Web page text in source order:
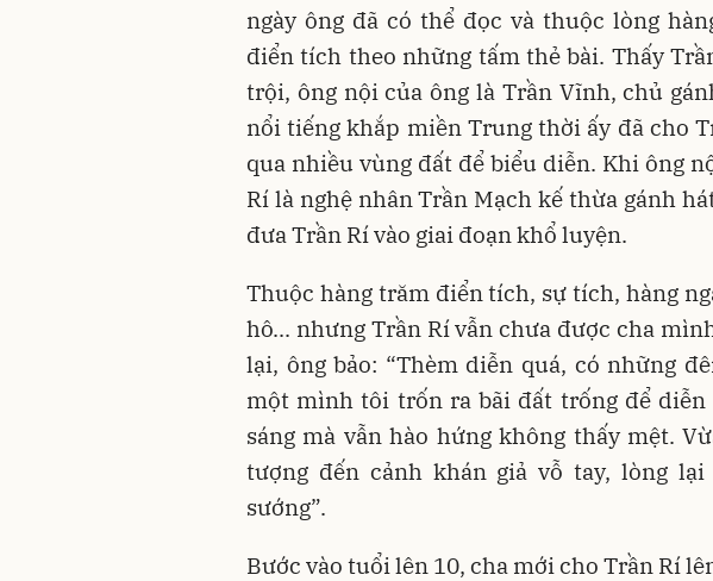
ngày ông đã có thể đọc và thuộc lòng
điển tích theo những tấm thẻ bài. Thấy
trội, ông nội của ông là Trần Vĩnh, chủ
nổi tiếng khắp miền Trung thời ấy đã cho
qua nhiều vùng đất để biểu diễn. Khi ông
Rí là nghệ nhân Trần Mạch kế thừa gánh
đưa Trần Rí vào giai đoạn khổ luyện.
Thuộc hàng trăm điển tích, sự tích, hàng
hô... nhưng Trần Rí vẫn chưa được cha
lại, ông bảo: “Thèm diễn quá, có những
một mình tôi trốn ra bãi đất trống để
sáng mà vẫn hào hứng không thấy mệt.
tượng đến cảnh khán giả vỗ tay, lòng
sướng”.
Bước vào tuổi lên 10, cha mới cho Trần Rí